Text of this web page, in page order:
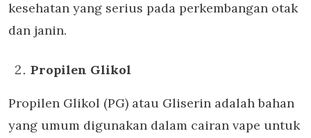
kesehatan yang serius pada perkembangan otak
dan janin.
Propilen Glikol
Propilen Glikol (PG) atau Gliserin adalah bahan
yang umum digunakan dalam cairan vape untuk